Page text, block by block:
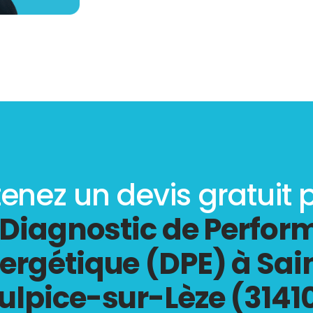
un devis gratuit
de
(DPE) à
sur-Lèze